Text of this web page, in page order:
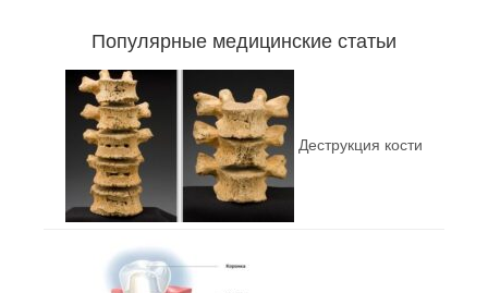
Популярные медицинские статьи
Деструкция кости